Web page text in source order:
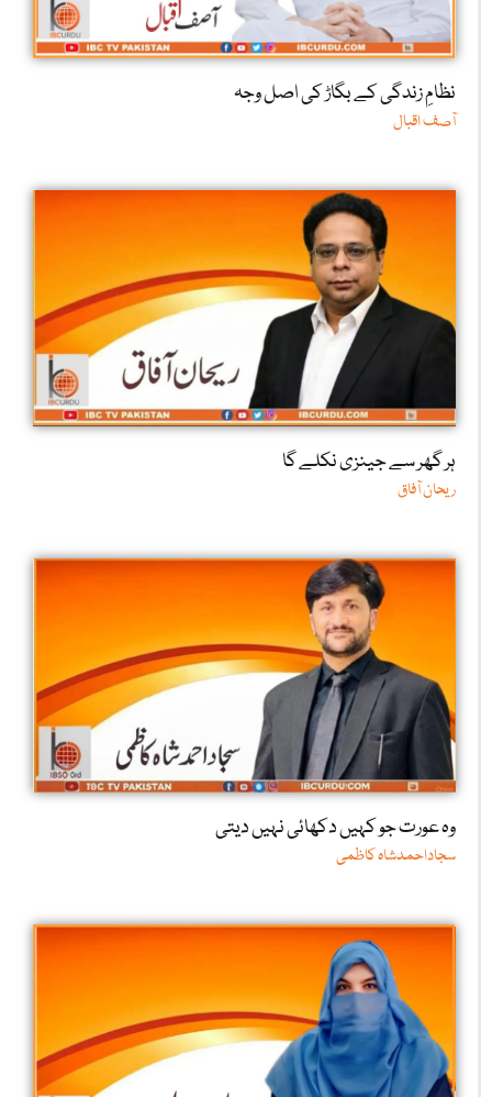
نظامِ زندگی کے بگاڑ کی اصل وجہ
آصف اقبال
ہر گھر سے جینزی نکلے گا
ریحان آفاق
وہ عورت جو کہیں دکھائی نہیں دیتی
سجاداحمدشاہ کاظمی